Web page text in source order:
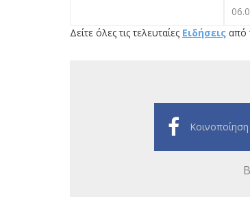
Δείτε όλες τις τελευταίες Ειδήσεις από